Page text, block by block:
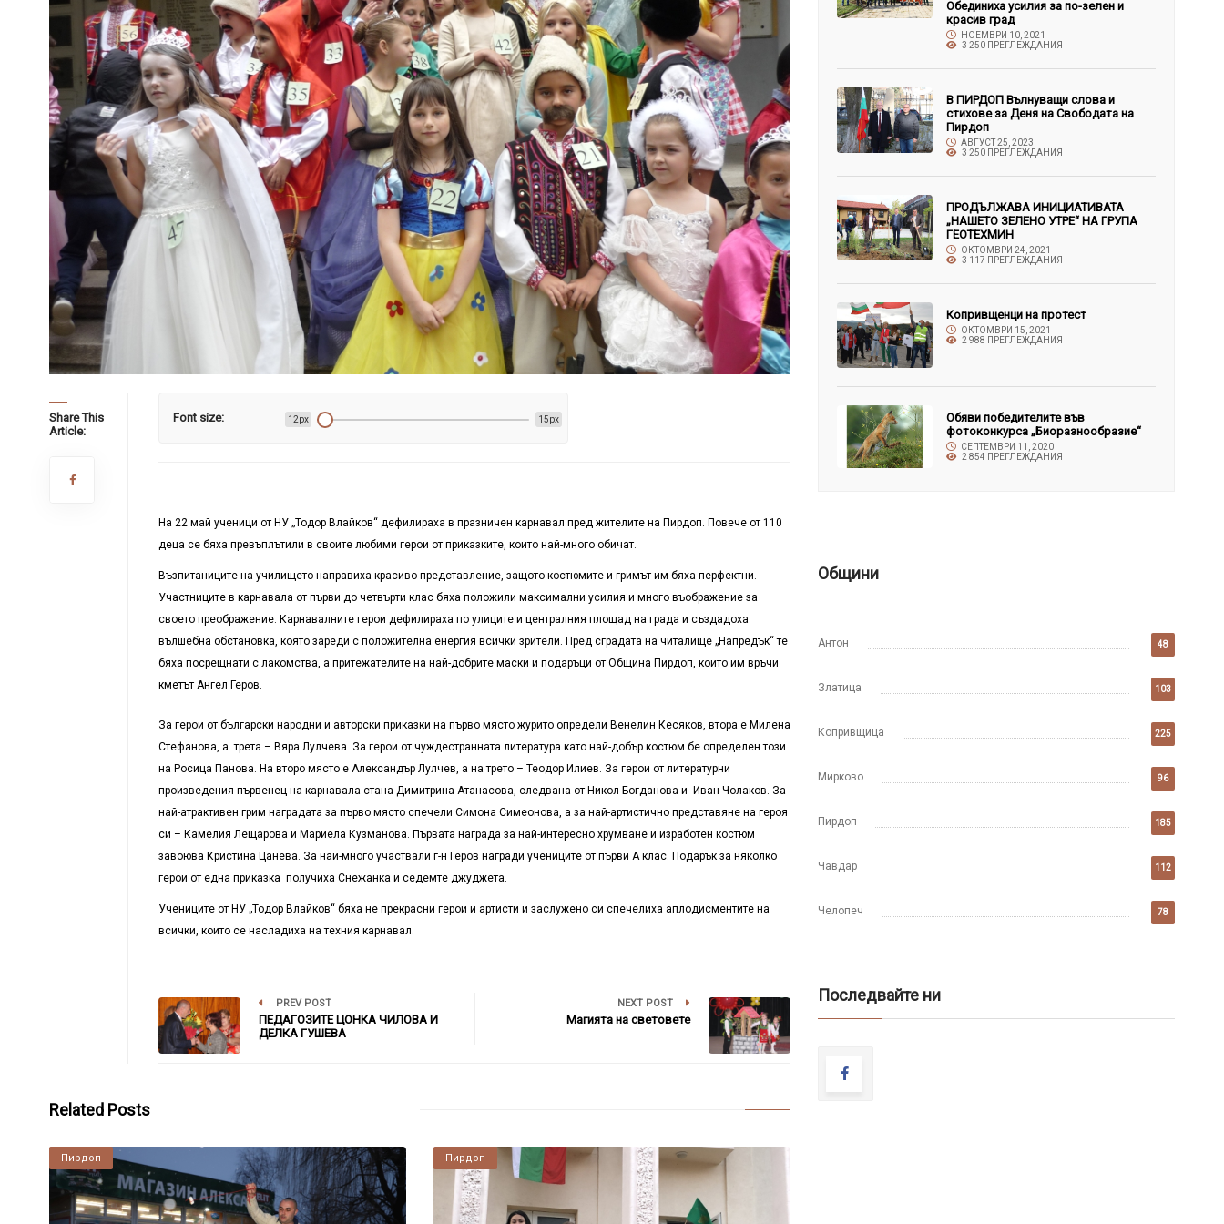
Share This
Article:
Font size: 12px 15px
На 22 май ученици от НУ „Тодор Влайков“ дефилираха в празничен карнавал пред жителите на Пирдоп. Повече от 110
деца се бяха превъплътили в своите любими герои от приказките, които най-много обичат.
Възпитаниците на училището направиха красиво представление, защото костюмите и гримът им бяха перфектни.
Участниците в карнавала от първи до четвърти клас бяха положили максимални усилия и много въображение за
своето преображение. Карнавалните герои дефилираха по улиците и централния площад на града и създадоха
вълшебна обстановка, която зареди с положителна енергия всички зрители. Пред сградата на читалище „Напредък“ те
бяха посрещнати с лакомства, а притежателите на най-добрите маски и подаръци от Община Пирдоп, които им връчи
кметът Ангел Геров.
За герои от български народни и авторски приказки на първо място журито определи Венелин Кесяков, втора е Милена
Стефанова, а трета – Вяра Лулчева. За герои от чуждестранната литература като най-добър костюм бе определен този
на Росица Панова. На второ място е Александър Лулчев, а на трето – Теодор Илиев. За герои от литературни
произведения първенец на карнавала стана Димитрина Атанасова, следвана от Никол Богданова и Иван Чолаков. За
най-атрактивен грим наградата за първо място спечели Симона Симеонова, а за най-артистично представяне на героя
си – Камелия Лещарова и Мариела Кузманова. Първата награда за най-интересно хрумване и изработен костюм
завоюва Кристина Цанева. За най-много участвали г-н Геров награди учениците от първи А клас. Подарък за няколко
герои от една приказка получиха Снежанка и седемте джуджета.
Учениците от НУ „Тодор Влайков“ бяха не прекрасни герои и артисти и заслужено си спечелиха аплодисментите на
всички, които се насладиха на техния карнавал.
PREV POST
ПЕДАГОЗИТЕ ЦОНКА ЧИЛОВА И
ДЕЛКА ГУШЕВА
NEXT POST
Магията на световете
Related Posts
Пирдоп Пирдоп
Обединиха усилия за по-зелен и
красив град
НОЕМВРИ 10, 2021
3 250 ПРЕГЛЕЖДАНИЯ
В ПИРДОП Вълнуващи слова и
стихове за Деня на Свободата на
Пирдоп
АВГУСТ 25, 2023
3 250 ПРЕГЛЕЖДАНИЯ
ПРОДЪЛЖАВА ИНИЦИАТИВАТА
„НАШЕТО ЗЕЛЕНО УТРЕ“ НА ГРУПА
ГЕОТЕХМИН
ОКТОМВРИ 24, 2021
3 117 ПРЕГЛЕЖДАНИЯ
Копривщенци на протест
ОКТОМВРИ 15, 2021
2 988 ПРЕГЛЕЖДАНИЯ
Обяви победителите във
фотоконкурса „Биоразнообразие“
СЕПТЕМВРИ 11, 2020
2 854 ПРЕГЛЕЖДАНИЯ
Общини
Антон 48
Златица 103
Копривщица 225
Мирково 96
Пирдоп 185
Чавдар 112
Челопеч 78
Последвайте ни